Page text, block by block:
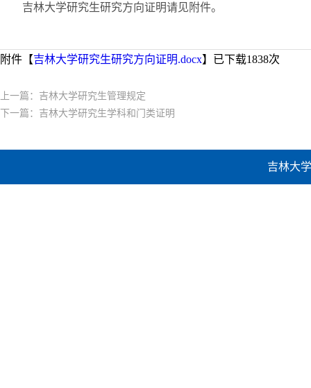
吉林大学研究生研究方向证明请见附件。
附件【吉林大学研究生研究方向证明.docx】已下载1838次
上一篇： 吉林大学研究生管理规定
下一篇： 吉林大学研究生学科和门类证明
吉林大